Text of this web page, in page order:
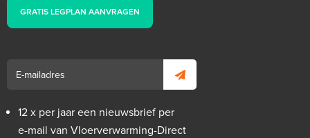
GRATIS LEGPLAN AANVRAGEN
12 x per jaar een nieuwsbrief per
e-mail van Vloerverwarming-Direct